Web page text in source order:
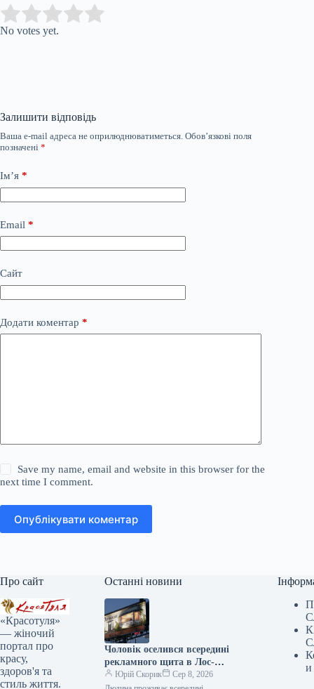
Rate this item:
No votes yet.
Залишити відповідь
Ваша e-mail адреса не оприлюднюватиметься. Обов’язкові поля
позначені *
Ім’я *
Email *
Сайт
Додати коментар *
Save my name, email and website in this browser for the
next time I comment.
Опублікувати коментар
Про сайт
«Красотуля»
— жіночий
портал про
красу,
здоров'я та
стиль життя.
Останні новини
Чоловік оселився всередині
рекламного щита в Лос-
Анджелесі — Netflix рекламує
Юрій Скорик
Сер 8, 2026
и